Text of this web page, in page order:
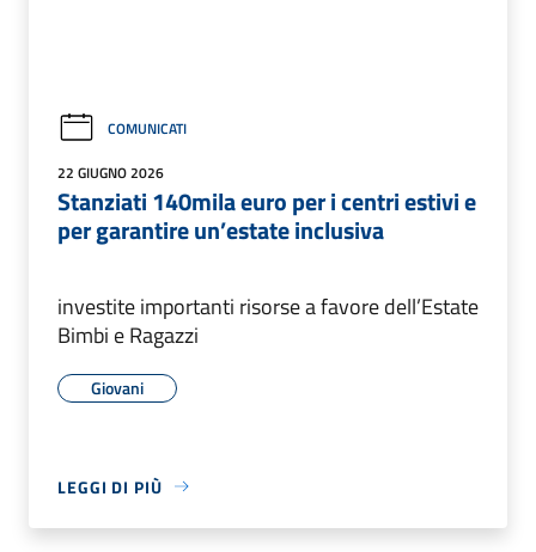
COMUNICATI
22 GIUGNO 2026
Stanziati 140mila euro per i centri estivi e
per garantire un’estate inclusiva
investite importanti risorse a favore dell’Estate
Bimbi e Ragazzi
Giovani
LEGGI DI PIÙ